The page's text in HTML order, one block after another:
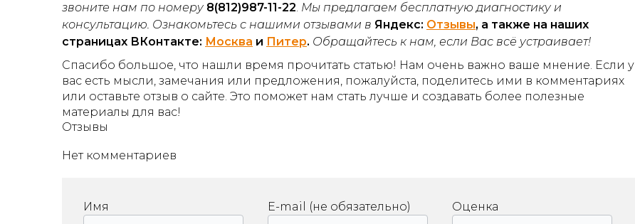
звоните нам по номеру 8(812)987-11-22. Мы предлагаем бесплатную диагностику и
консультацию. Ознакомьтесь с нашими отзывами в Яндекс: Отзывы, а также на наших
страницах ВКонтакте: Москва и Питер. Обращайтесь к нам, если Вас всё устраивает!
Спасибо большое, что нашли время прочитать статью! Нам очень важно ваше мнение. Если у
вас есть мысли, замечания или предложения, пожалуйста, поделитесь ими в комментариях
или оставьте отзыв о сайте. Это поможет нам стать лучше и создавать более полезные
материалы для вас!
Отзывы
Нет комментариев
Имя E-mail (не обязательно) Оценка